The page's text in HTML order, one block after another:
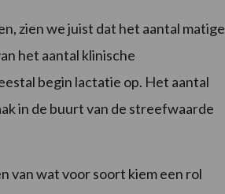
zien we juist dat het aantal matige
het aantal klinische
begin lactatie op. Het aantal
in de buurt van de streefwaarde
van wat voor soort kiem een rol